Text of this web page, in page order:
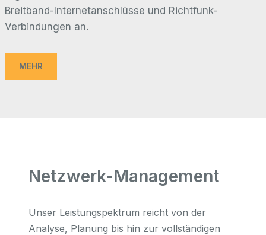
Breitband-Internetanschlüsse und Richtfunk-
Verbindungen an.
MEHR
Netzwerk-Management
Unser Leistungspektrum reicht von der
Analyse, Planung bis hin zur vollständigen